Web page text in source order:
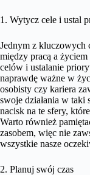
1. Wytycz cele i ustal
Jednym z kluczowych
między pracą a
celów i ustalanie
naprawdę ważne w
osobisty czy kariera
swoje działania w taki
nacisk na te sfery,
Warto również
zasobem, więc nie
wszystkie nasze
2. Planuj swój czas